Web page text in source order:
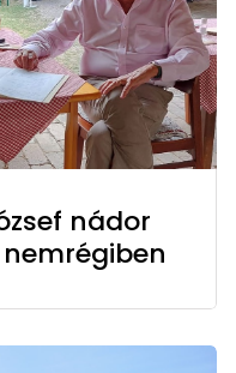
nádor